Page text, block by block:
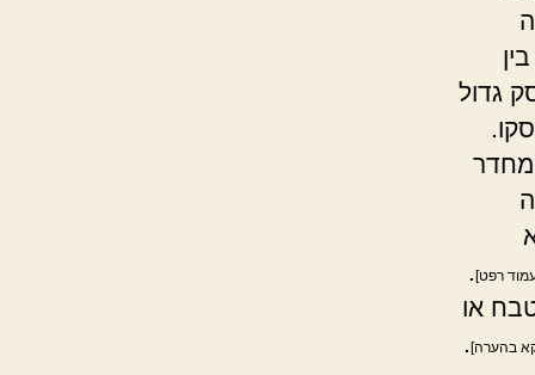
גדול
מחדר
רפט]
או
קא בהערה]